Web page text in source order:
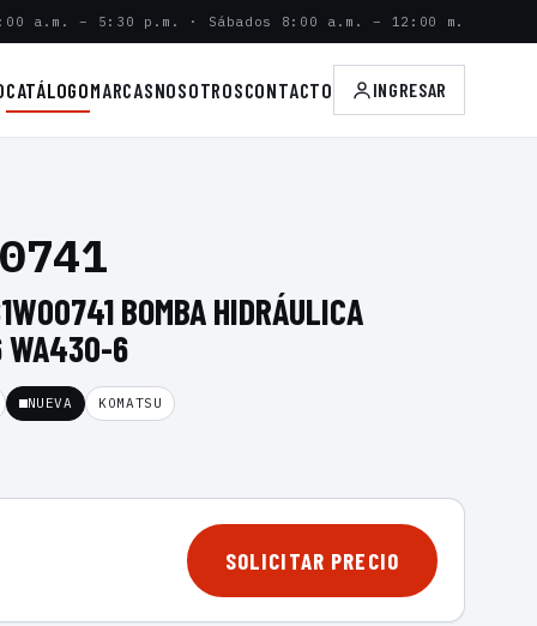
a.m. – 5:30 p.m. · Sábados 8:00 a.m. – 12:00 m.
CATÁLOGOMARCASNOSOTROSCONTACTO INGRESAR
BOMBA HIDRÁULICA
WA430-6
NUEVA KOMATSU
SOLICITAR PRECIO